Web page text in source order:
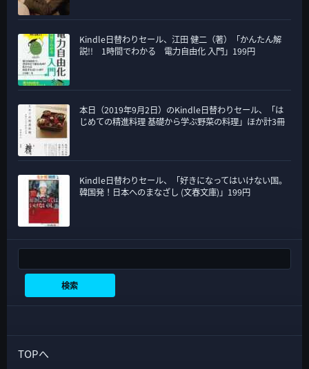
Kindle日替わりセール、江田 健二（著）「かんたん解
説!! 1時間でわかる 電力自由化 入門」199円
本日（2019年9月2日）のKindle日替わりセール、「は
じめての精進料理 基礎から学ぶ野菜の料理」ほか計3冊
Kindle日替わりセール、「好きになってはいけない国。
韓国発！日本へのまなざし (文春文庫)」199円
検索
TOPへ